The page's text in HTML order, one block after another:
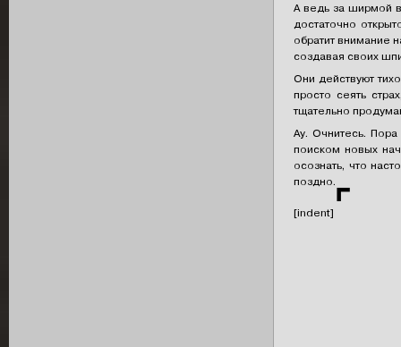
А ведь за ширмой
достаточно
обратит внимание
создавая своих
Они действуют
просто сеять
тщательно
Ау. Очнитесь.
поиском новых
осознать, что
поздно.
[indent] ⌜